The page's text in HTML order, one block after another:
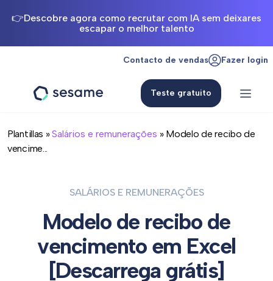
👉Descobre agora como recrutar com IA sem deixares
escapar o melhor talento
Contacto de vendas Fazer login
Teste gratuito
Plantillas »Salários e remunerações » Modelo de recibo de
vencime...
SALÁRIOS E REMUNERAÇÕES
Modelo de recibo de
vencimento em Excel
[Descarrega grátis]